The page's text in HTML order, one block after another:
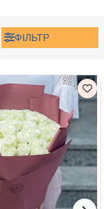
ФІЛЬТР